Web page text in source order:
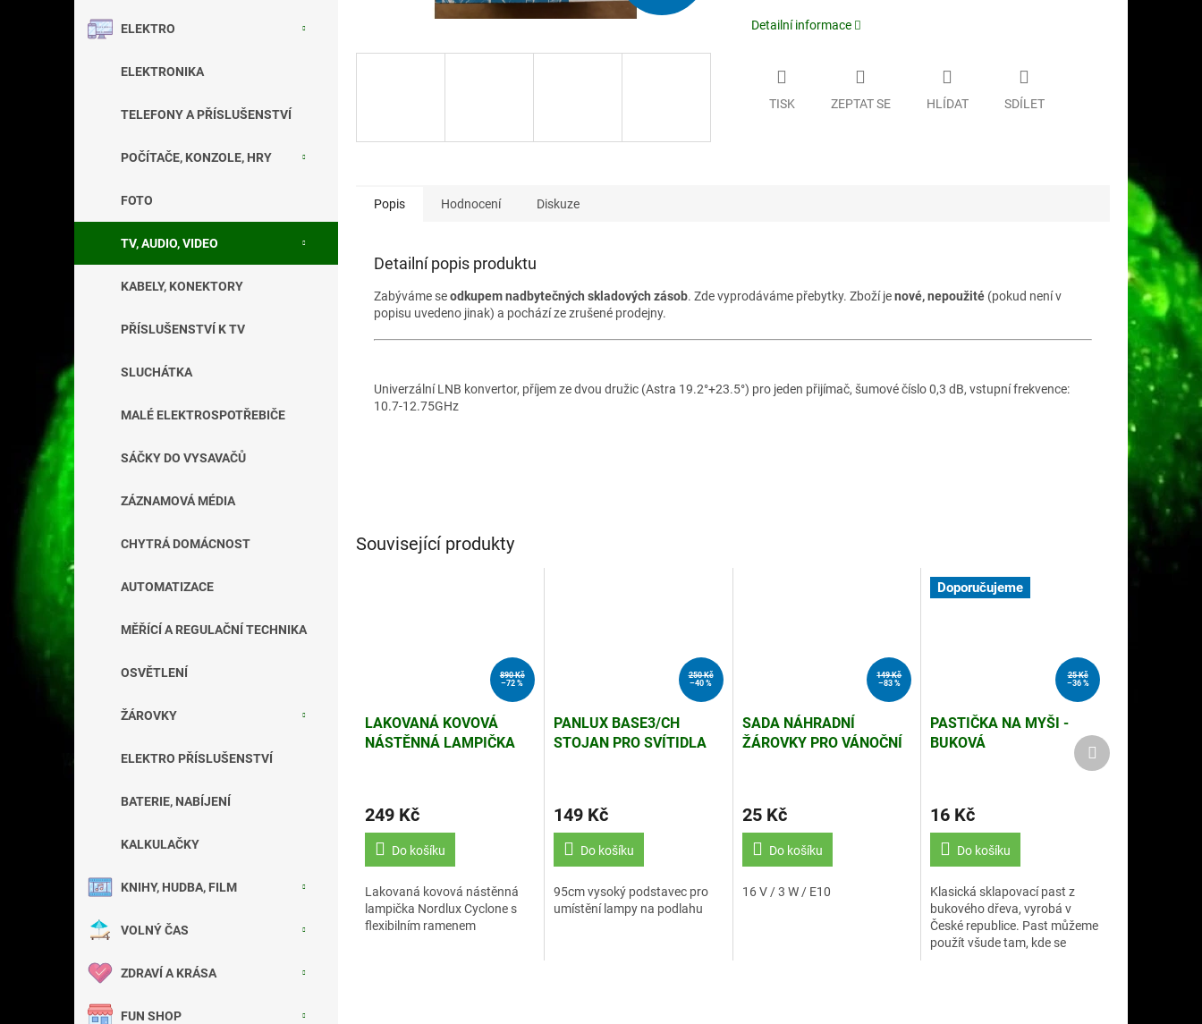
ELEKTRO
ELEKTRONIKA
TELEFONY A PŘÍSLUŠENSTVÍ
POČÍTAČE, KONZOLE, HRY
FOTO
TV, AUDIO, VIDEO
KABELY, KONEKTORY
PŘÍSLUŠENSTVÍ K TV
SLUCHÁTKA
MALÉ ELEKTROSPOTŘEBIČE
SÁČKY DO VYSAVAČŮ
ZÁZNAMOVÁ MÉDIA
CHYTRÁ DOMÁCNOST
AUTOMATIZACE
MĚŘÍCÍ A REGULAČNÍ TECHNIKA
OSVĚTLENÍ
ŽÁROVKY
ELEKTRO PŘÍSLUŠENSTVÍ
BATERIE, NABÍJENÍ
KALKULAČKY
KNIHY, HUDBA, FILM
VOLNÝ ČAS
ZDRAVÍ A KRÁSA
FUN SHOP
Detailní informace
TISK ZEPTAT SE HLÍDAT SDÍLET
Popis Hodnocení Diskuze
Detailní popis produktu
Zabýváme seodkupem nadbytečných skladových zásob. Zde vyprodáváme přebytky. Zboží jenové, nepoužité (pokud není v
popisu uvedeno jinak) a pochází ze zrušené prodejny.
Univerzální LNB konvertor, příjem ze dvou družic (Astra 19.2°+23.5°) pro jeden přijímač, šumové číslo 0,3 dB, vstupní frekvence:
10.7-12.75GHz
Související produkty
890 Kč
–72 %
LAKOVANÁ KOVOVÁ
NÁSTĚNNÁ LAMPIČKA
249 Kč
Do košíku
Lakovaná kovová nástěnná
lampička Nordlux Cyclone s
flexibilním ramenem
250 Kč
–40 %
PANLUX BASE3/CH
STOJAN PRO SVÍTIDLA
149 Kč
Do košíku
95cm vysoký podstavec pro
umístění lampy na podlahu
149 Kč
–83 %
SADA NÁHRADNÍ
ŽÁROVKY PRO VÁNOČNÍ
25 Kč
Do košíku
16 V / 3 W / E10
Doporučujeme
25 Kč
–36 %
PASTIČKA NA MYŠI -
BUKOVÁ
16 Kč
Do košíku
Klasická sklapovací past z
bukového dřeva, vyrobá v
České republice. Past můžeme
použít všude tam, kde se
Další
produkt